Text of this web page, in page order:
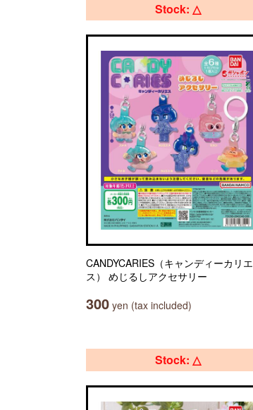
Stock: △
CANDYCARIES（キャンディーカリエ
ス） めじるしアクセサリー
300 yen (tax included)
Stock: △